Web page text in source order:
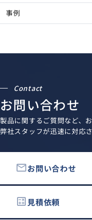
事例
Contact
お問い合わせ
製品に関するご質問など、
弊社スタッフが迅速に対応
emailお問い合わせ
calculate見積依頼